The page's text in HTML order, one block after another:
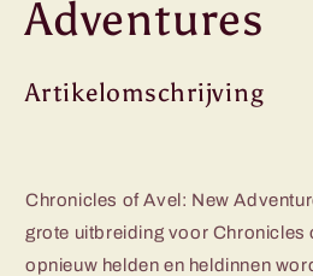
Adventures
Artikelomschrijving
Chronicles of Avel: New
grote uitbreiding voor Chronicles
opnieuw helden en heldinnen